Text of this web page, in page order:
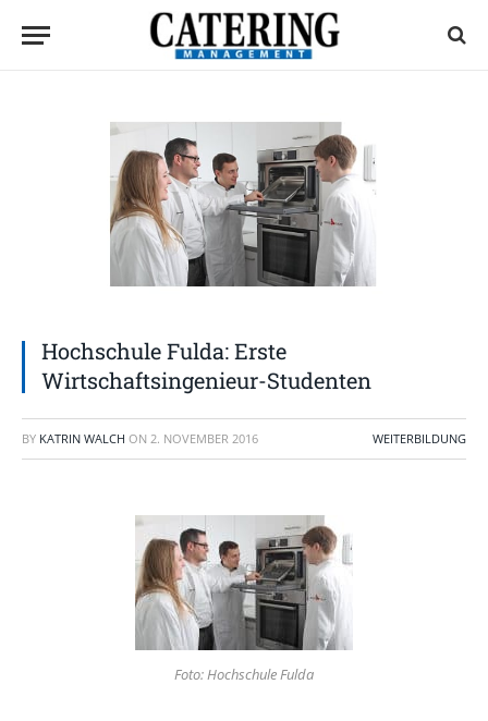
Hochschule Fulda: Erste
Wirtschaftsingenieur-Studenten
BY KATRIN WALCH ON 2. NOVEMBER 2016 WEITERBILDUNG
Foto: Hochschule Fulda